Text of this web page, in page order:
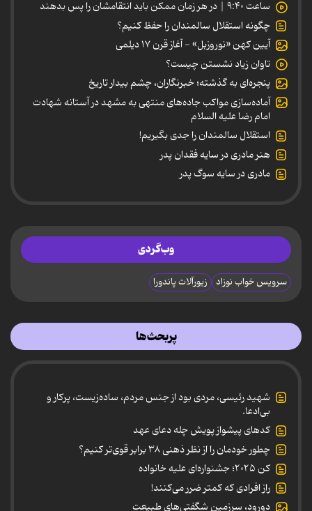
ساعت ۹:۴۰ | در هر زمان ممکن باید انتقامشان را پس بدهند
چگونه استقلال سالمندان را حفظ کنیم؟
آیین کهن «نوروزبل» - آغاز قرن ۱۷ دیلمی
تاوان زیاد نشستن چیست؟
پنجره‌ای به گذشته؛ خبرنگاران، چشم بیدار تاریخ
آماده‌سازی مواکب جاده‌های منتهی به مشهد در آستانه شهادت
امام رضا علیه السلام
استقلال سالمندان را جدی بگیریم!
هنر مادری در سایه‌ فقدان پدر
مادری در سایه سوگ پدر
وب‌گردی
سرویس خواب نوزاد زیورآلات پاندورا
پربحث‌ها
شهید رئیسی، مردی بود از جنس مردم، ساده‌زیست، پرکار و
بی‌ادعا.
کدهای پیشواز پویش چله دعای عهد
چطور خودمان را از نظر ذهنی ۳۸ برابر قوی‌تر کنیم؟
کن ۲۰۲۵؛ جشنواره‌ای علیه خانواده
راز افرادی که کمتر ضرر می‌کنند!
دورود، سرزمین شگفتی‌های طبیعت